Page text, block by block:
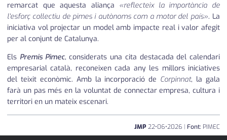
remarcat que aquesta aliança «reflecteix la importància de
l'esforç col·lectiu de pimes i autònoms com a motor del país». La
iniciativa vol projectar un model amb impacte real i valor afegit
per al conjunt de Catalunya.
Els Premis Pimec, considerats una cita destacada del calendari
empresarial català, reconeixen cada any les millors iniciatives
del teixit econòmic. Amb la incorporació de Corpinnat, la gala
farà un pas més en la voluntat de connectar empresa, cultura i
territori en un mateix escenari.
JMP22•06•2026 | Font: PIMEC